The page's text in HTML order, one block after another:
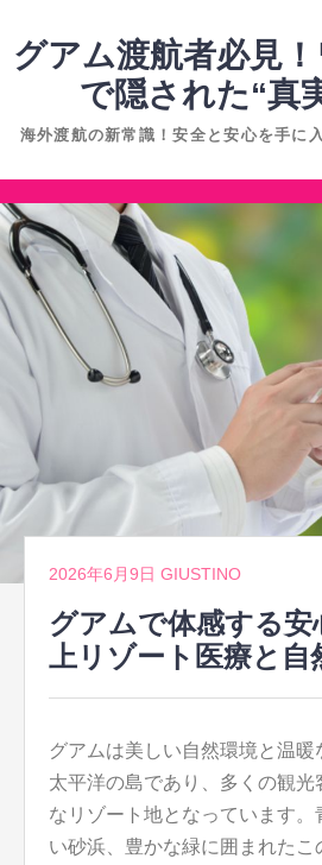
へ
ス
キ
ッ
プ
グアム渡航者必見
で隠された“真
海外渡航の新常識！安全と安心を手に
コ
ン
テ
ツ
へ
プ
2026年6月9日 GIUSTINO
グアムで体感する安
上リゾート医療と自
グアムは美しい自然環境と温暖
太平洋の島であり、多くの観光
なリゾート地となっています。
い砂浜、豊かな緑に囲まれたこ